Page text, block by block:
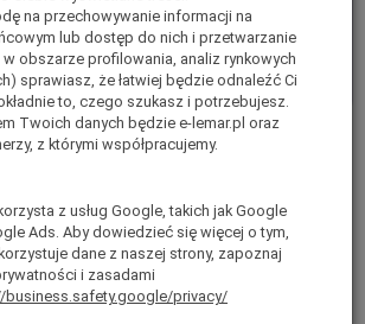
2x4
Drabina dwustronna 2x5
Taurus Tdo ALTREX
192505
Chwilowy Brak
Waga: 9 kg
na przechowywanie informacji na
lub dostęp do nich i przetwarzanie
w obszarze profilowania, analiz rynkowych
sprawiasz, że łatwiej będzie odnaleźć Ci
to, czego szukasz i potrzebujesz.
Twoich danych będzie e-lemar.pl oraz
z którymi współpracujemy.
z usług Google, takich jak Google
Ads. Aby dowiedzieć się więcej o tym,
dane z naszej strony, zapoznaj
i zasadami
business.safety.google/privacy/